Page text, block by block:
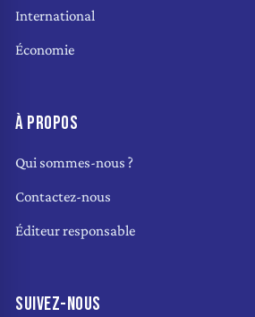
International
Économie
À PROPOS
Qui sommes-nous ?
Contactez-nous
Éditeur responsable
SUIVEZ-NOUS